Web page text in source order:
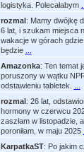
logistyka. Polecałabym
rozmal: Mamy dwójkę
6 lat, i szukam miejsca
wakacje w górach
będzie
Amazonka: Ten temat
poruszony w wątku
odstawieniu tabletek.
rozmal: 26 lat,
hormony w czerwcu
zaszłam w listopadzie,
poroniłam, w maju 2025
KarpatkaST: Po jakim